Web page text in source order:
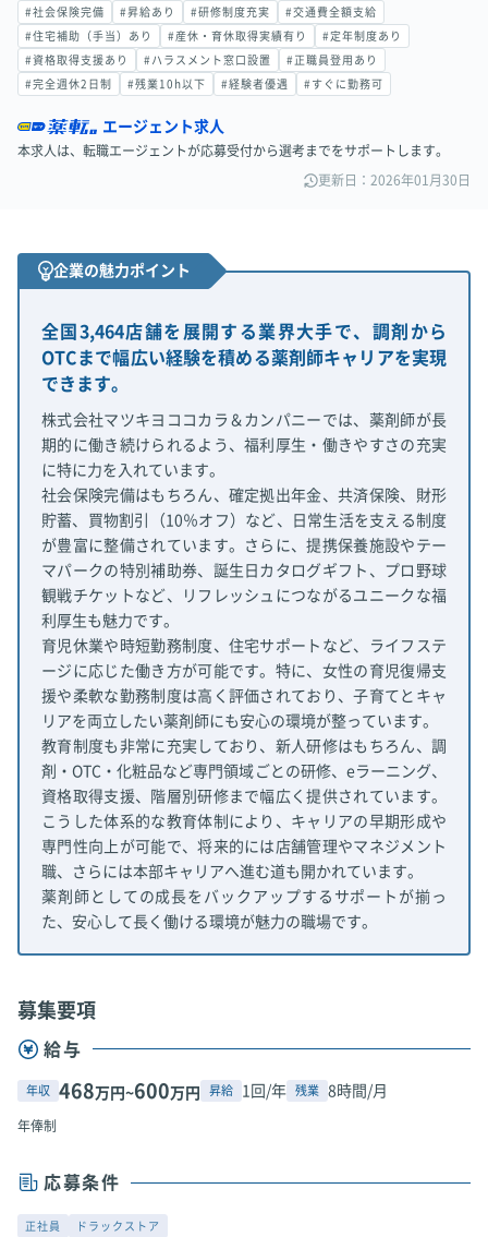
#社会保険完備 #昇給あり #研修制度充実 #交通費全額支給
#住宅補助（手当）あり #産休・育休取得実績有り #定年制度あり
#資格取得支援あり #ハラスメント窓口設置 #正職員登用あり
#完全週休2日制 #残業10h以下 #経験者優遇 #すぐに勤務可
エージェント求人
本求人は、転職エージェントが応募受付から選考までをサポートします。
更新日：2026年01月30日
企業の魅力ポイント
全国3,464店舗を展開する業界大手で、調剤から
OTCまで幅広い経験を積める薬剤師キャリアを実現
できます。
株式会社マツキヨココカラ＆カンパニーでは、薬剤師が長
期的に働き続けられるよう、福利厚生・働きやすさの充実
に特に力を入れています。
社会保険完備はもちろん、確定拠出年金、共済保険、財形
貯蓄、買物割引（10％オフ）など、日常生活を支える制度
が豊富に整備されています。さらに、提携保養施設やテー
マパークの特別補助券、誕生日カタログギフト、プロ野球
観戦チケットなど、リフレッシュにつながるユニークな福
利厚生も魅力です。
育児休業や時短勤務制度、住宅サポートなど、ライフステ
ージに応じた働き方が可能です。特に、女性の育児復帰支
援や柔軟な勤務制度は高く評価されており、子育てとキャ
リアを両立したい薬剤師にも安心の環境が整っています。
教育制度も非常に充実しており、新人研修はもちろん、調
剤・OTC・化粧品など専門領域ごとの研修、eラーニング、
資格取得支援、階層別研修まで幅広く提供されています。
こうした体系的な教育体制により、キャリアの早期形成や
専門性向上が可能で、将来的には店舗管理やマネジメント
職、さらには本部キャリアへ進む道も開かれています。
薬剤師としての成長をバックアップするサポートが揃っ
た、安心して長く働ける環境が魅力の職場です。
募集要項
給与
年収 468万円~600万円 昇給 1回/年 残業 8時間/月
年俸制
応募条件
正社員 ドラックストア